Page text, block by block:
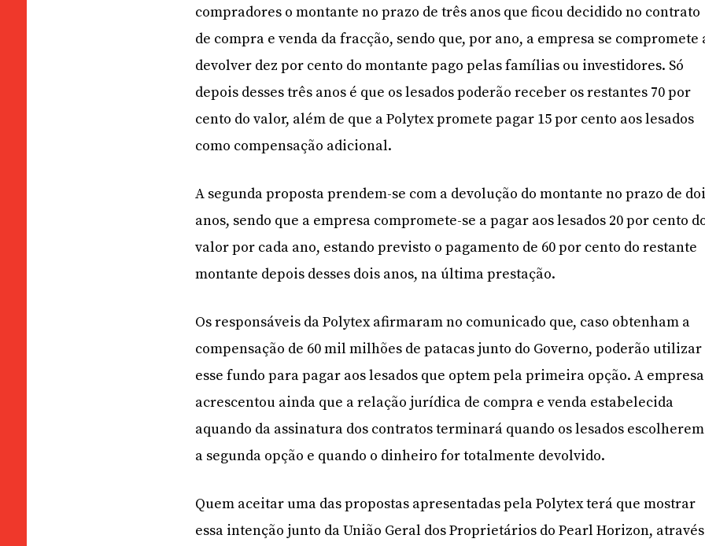
compradores o montante no prazo de três anos que ficou decidido no contrato
de compra e venda da fracção, sendo que, por ano, a empresa se compromete
devolver dez por cento do montante pago pelas famílias ou investidores. Só
depois desses três anos é que os lesados poderão receber os restantes 70 por
cento do valor, além de que a Polytex promete pagar 15 por cento aos lesados
como compensação adicional.
A segunda proposta prendem-se com a devolução do montante no prazo de
anos, sendo que a empresa compromete-se a pagar aos lesados 20 por cento
valor por cada ano, estando previsto o pagamento de 60 por cento do restante
montante depois desses dois anos, na última prestação.
Os responsáveis da Polytex afirmaram no comunicado que, caso obtenham a
compensação de 60 mil milhões de patacas junto do Governo, poderão utilizar
esse fundo para pagar aos lesados que optem pela primeira opção. A empresa
acrescentou ainda que a relação jurídica de compra e venda estabelecida
aquando da assinatura dos contratos terminará quando os lesados escolherem
a segunda opção e quando o dinheiro for totalmente devolvido.
Quem aceitar uma das propostas apresentadas pela Polytex terá que mostrar
essa intenção junto da União Geral dos Proprietários do Pearl Horizon, através